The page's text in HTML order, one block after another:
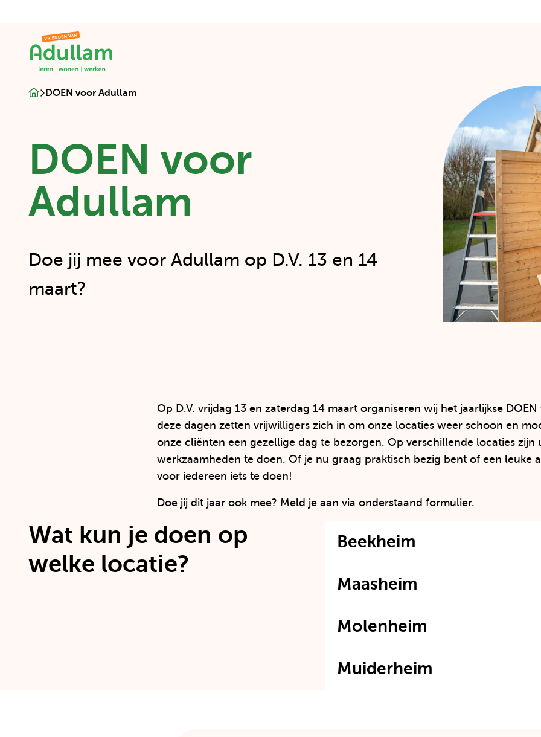
Adullam
|
leren
wonen
Adullam
wonen
DOEN voor Adullam
DOEN voor
Adullam
Doe jij mee voor Adullam op D.V. 13 en 14
maart?
Op D.V. vrijdag 13 en zaterdag 14 maart organiseren wij het jaarlijkse
deze dagen zetten vrijwilligers zich in om onze locaties weer schoon en
onze cliënten een gezellige dag te bezorgen. Op verschillende locaties zijn
werkzaamheden te doen. Of je nu graag praktisch bezig bent of een leuke
voor iedereen iets te doen!
Doe jij dit jaar ook mee? Meld je aan via onderstaand formulier.
Wat kun je doen op
welke locatie?
Beekheim
Maasheim
Molenheim
Muiderheim